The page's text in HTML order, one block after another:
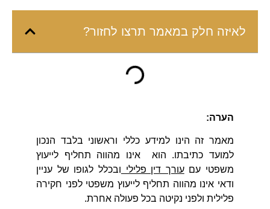
לאיזה חלק במאמר תרצו לחזור?
הערה:
מאמר זה הינו למידע כללי וראשוני בלבד הנכון
למועד כתיבתו. הוא אינו מהווה תחליף לייעוץ
משפטי עםעורך דין פלילי ובכלל לגופו של עניין
ודאי אינו מהווה תחליף לייעוץ משפטי לפני חקירה
פלילית ולפני נקיטה בכל פעולה אחרת.